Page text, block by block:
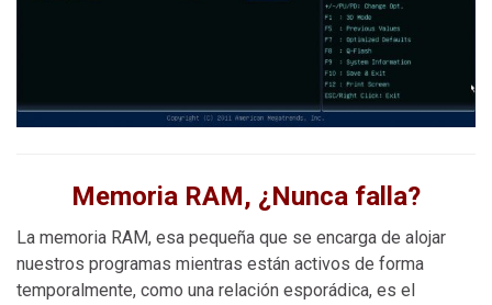
Memoria RAM, ¿Nunca falla?
La memoria RAM, esa pequeña que se encarga de alojar
nuestros programas mientras están activos de forma
temporalmente, como una relación esporádica, es el